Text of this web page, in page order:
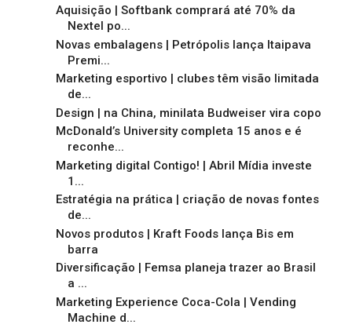
Aquisição | Softbank comprará até 70% da
Nextel po...
Novas embalagens | Petrópolis lança Itaipava
Premi...
Marketing esportivo | clubes têm visão limitada
de...
Design | na China, minilata Budweiser vira copo
McDonald’s University completa 15 anos e é
reconhe...
Marketing digital Contigo! | Abril Mídia investe
1...
Estratégia na prática | criação de novas fontes
de...
Novos produtos | Kraft Foods lança Bis em
barra
Diversificação | Femsa planeja trazer ao Brasil
a ...
Marketing Experience Coca-Cola | Vending
Machine d...